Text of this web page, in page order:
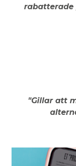
rabatterade
"Gillar att